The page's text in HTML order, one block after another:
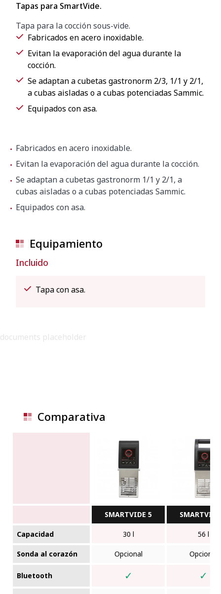
Tapas para SmartVide.
Tapa para la cocción sous-vide.
Fabricados en acero inoxidable.
Evitan la evaporación del agua durante la
cocción.
Se adaptan a cubetas gastronorm 2/3, 1/1 y 2/1,
a cubas aisladas o a cubas potenciadas Sammic.
Equipados con asa.
Fabricados en acero inoxidable.
Evitan la evaporación del agua durante la cocción.
Se adaptan a cubetas gastronorm 1/1 y 2/1, a
cubas aisladas o a cubas potenciadas Sammic.
Equipados con asa.
Equipamiento
Incluido
Tapa con asa.
documents placeholder
Comparativa
SMARTVIDE 5
Capacidad 30 l 56 l
Sonda al corazón Opcional Opcional
Bluetooth ✓ ✓